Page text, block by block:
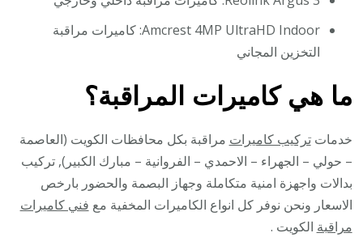
Amcrest 4MP UltraHD Indoor: كاميرات مراقبة
التخزين المجاني
ما هي كاميرات المراقبة؟
خدماتتركيب كاميرات مراقبة بكل محافظات الكويت (العاصمة
– حولي – الجهراء – الاحمدي – الفروانية – مبارك الكبير), تركيب
بدالات واجهزة امنية متكاملة وجهاز البصمة والحضور بارخص
الاسعار ونحن نوفر كل انواع الكاميرات المخفية مع فني كاميرات
مراقبة الكويت .